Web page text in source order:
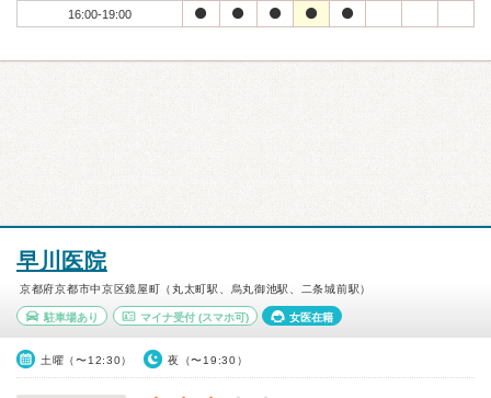
16:00-19:00
早川医院
京都府京都市中京区鏡屋町（丸太町駅、烏丸御池駅、二条城前駅）
駐車場あり マイナ受付(スマホ可) 女医在籍
土曜（〜12:30） 夜（〜19:30）